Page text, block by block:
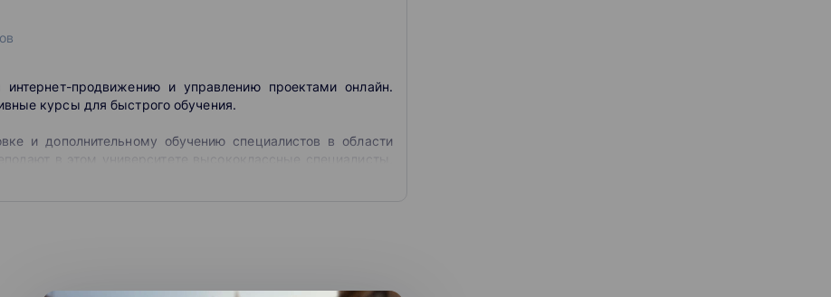
продвижению и управлению проектами онлайн.
курсы для быстрого обучения.
и дополнительному обучению специалистов в области
в этом университете высококлассные специалисты,
Mail.ru, Альфа-Банк и других крупнейших компаниях.
Нетологии, и его жена Юлия Спиридонова-Микеда,